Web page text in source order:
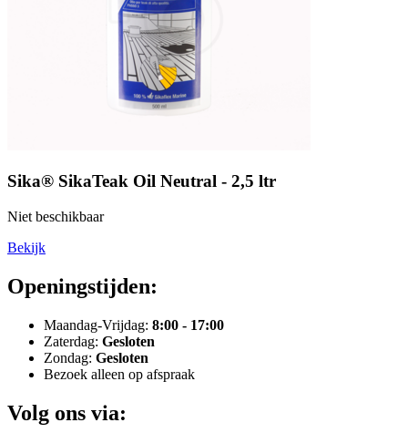
Sika® SikaTeak Oil Neutral - 2,5 ltr
Niet beschikbaar
Bekijk
Openingstijden:
Maandag-Vrijdag: 8:00 - 17:00
Zaterdag: Gesloten
Zondag: Gesloten
Bezoek alleen op afspraak
Volg ons via: